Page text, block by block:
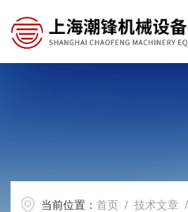
当前位置：首页 /技术文章